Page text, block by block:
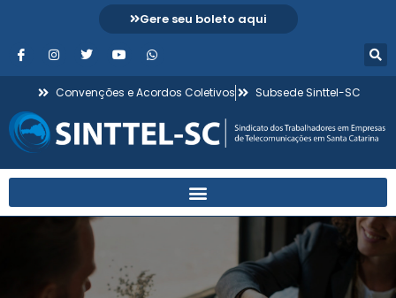
Gere seu boleto aqui
Convenções e Acordos Coletivos Subsede Sinttel-SC